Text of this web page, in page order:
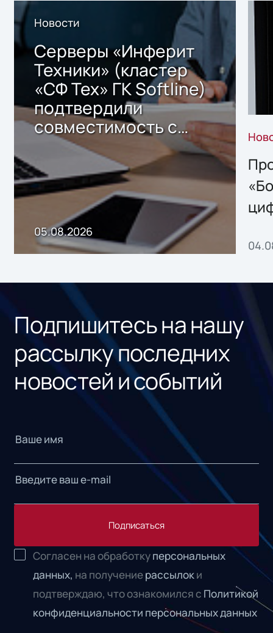
Новости
Серверы «Инферит
Техники» (кластер
«СФ Тех» ГК Softline)
подтвердили
совместимость с
решением Sharx
Storage 2.x для
хранения данных
05.08.2026
Подпишитесь на нашу
рассылку последних
новостей и событий
Подписаться
Согласен на обработкуперсональных
данных, на получениерассылоки
подтверждаю, что ознакомился с Политикой
конфиденциальности персональных данных